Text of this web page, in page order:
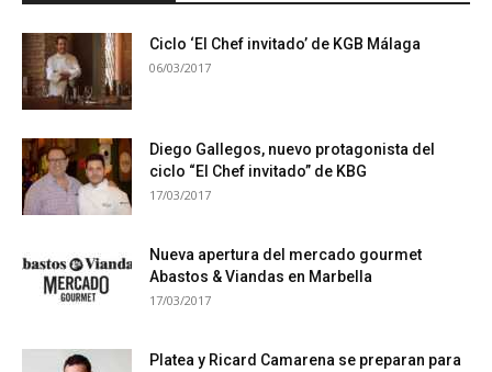
Ciclo ‘El Chef invitado’ de KGB Málaga
06/03/2017
Diego Gallegos, nuevo protagonista del
ciclo “El Chef invitado” de KBG
17/03/2017
Nueva apertura del mercado gourmet
Abastos & Viandas en Marbella
17/03/2017
Platea y Ricard Camarena se preparan para